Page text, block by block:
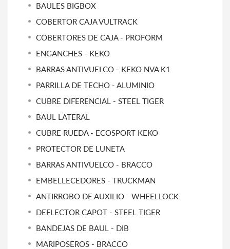
BAULES BIGBOX
COBERTOR CAJA VULTRACK
COBERTORES DE CAJA - PROFORM
ENGANCHES - KEKO
BARRAS ANTIVUELCO - KEKO NVA K1
PARRILLA DE TECHO - ALUMINIO
CUBRE DIFERENCIAL - STEEL TIGER
BAUL LATERAL
CUBRE RUEDA - ECOSPORT KEKO
PROTECTOR DE LUNETA
BARRAS ANTIVUELCO - BRACCO
EMBELLECEDORES - TRUCKMAN
ANTIRROBO DE AUXILIO - WHEELLOCK
DEFLECTOR CAPOT - STEEL TIGER
BANDEJAS DE BAUL - DIB
MARIPOSEROS - BRACCO